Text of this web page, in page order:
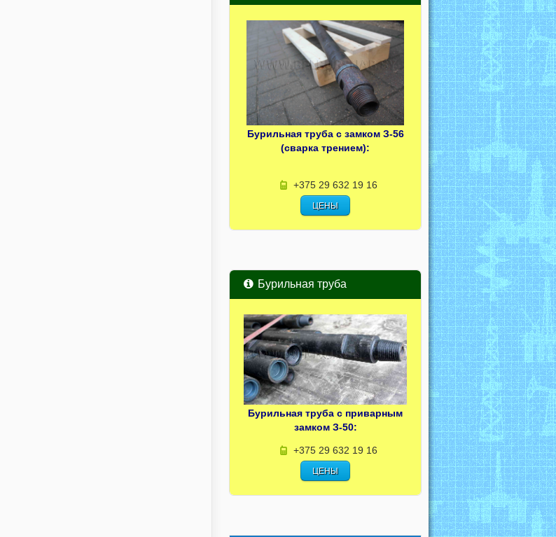
Бурильная труба с замком З-56
(сварка трением):
+375 29 632 19 16
ЦЕНЫ
Бурильная труба
Бурильная труба с приварным
замком З-50:
+375 29 632 19 16
ЦЕНЫ